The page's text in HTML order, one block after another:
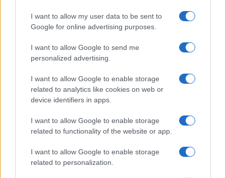
I want to allow my user data to be sent to
Google for online advertising purposes.
I want to allow Google to send me
personalized advertising.
I want to allow Google to enable storage
related to analytics like cookies on web or
device identifiers in apps.
I want to allow Google to enable storage
related to functionality of the website or app.
I want to allow Google to enable storage
related to personalization.
NECROLOGIE
Mario Malu
Paolo Pinna